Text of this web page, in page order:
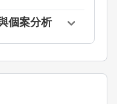
個案分析